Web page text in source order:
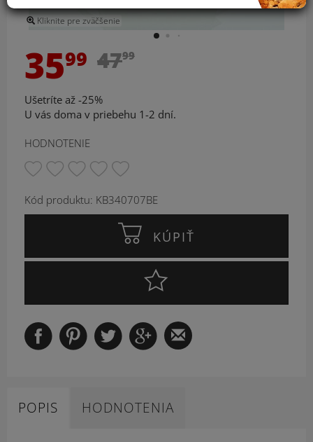
Kliknite pre zväčšenie
3599 4799
Ušetríte až -25%
U vás doma v priebehu 1-2 dní.
HODNOTENIE
Kód produktu: KB340707BE
KÚPIŤ
POPIS HODNOTENIA